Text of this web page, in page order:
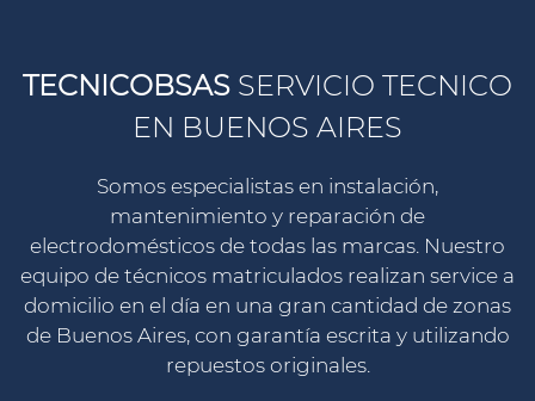
TECNICOBSAS SERVICIO TECNICO
EN BUENOS AIRES
Somos especialistas en instalación,
mantenimiento y reparación de
electrodomésticos de todas las marcas. Nuestro
equipo de técnicos matriculados realizan service a
domicilio en el día en una gran cantidad de zonas
de Buenos Aires, con garantía escrita y utilizando
repuestos originales.